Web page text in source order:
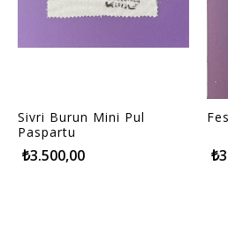
Sivri Burun Mini Pul
Paspartu
₺3.500,00